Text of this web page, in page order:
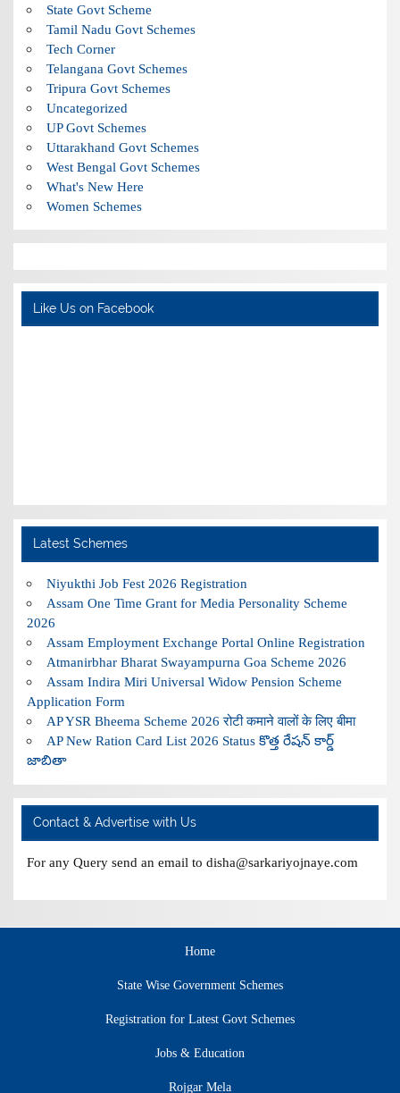
State Govt Scheme
Tamil Nadu Govt Schemes
Tech Corner
Telangana Govt Schemes
Tripura Govt Schemes
Uncategorized
UP Govt Schemes
Uttarakhand Govt Schemes
West Bengal Govt Schemes
What's New Here
Women Schemes
Like Us on Facebook
Latest Schemes
Niyukthi Job Fest 2026 Registration
Assam One Time Grant for Media Personality Scheme
2026
Assam Employment Exchange Portal Online Registration
Atmanirbhar Bharat Swayampurna Goa Scheme 2026
Assam Indira Miri Universal Widow Pension Scheme
Application Form
AP YSR Bheema Scheme 2026 रोटी कमाने वालों के लिए बीमा
AP New Ration Card List 2026 Status కొత్త రేషన్ కార్డ్
జాబితా
Contact & Advertise with Us
For any Query send an email to disha@sarkariyojnaye.com
Home
State Wise Government Schemes
Registration for Latest Govt Schemes
Jobs & Education
Rojgar Mela